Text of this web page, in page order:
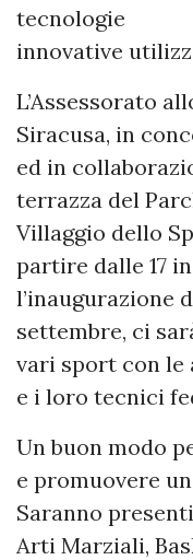
tecnologie
innovative
L’Assessorato
Siracusa, in
ed in
terrazza del
Villaggio dello
partire dalle 17
l’inaugurazione
settembre, ci
vari sport con le
e i loro tecnici
Un buon modo
e promuovere
Saranno
Arti Marziali,